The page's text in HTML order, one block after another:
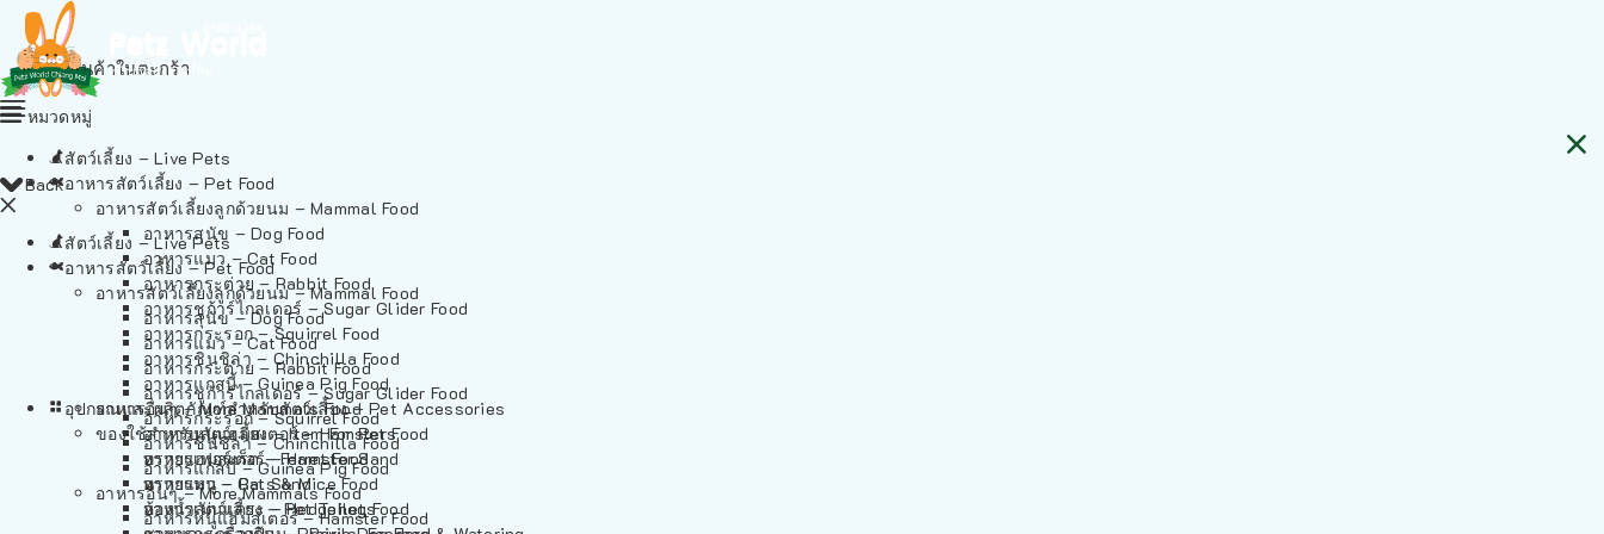
ไม่มีสินค้าในตะกร้า
Back
สัตว์เลี้ยง – Live Pets
อาหารสัตว์เลี้ยง – Pet Food
อาหารสัตว์เลี้ยงลูกด้วยนม – Mammal Food
อาหารสุนัข – Dog Food
อาหารแมว – Cat Food
อาหารกระต่าย – Rabbit Food
อาหารชูก้าร์ไกลเดอร์ – Sugar Glider Food
อาหารกระรอก – Squirrel Food
อาหารชินชิล่า – Chinchilla Food
อาหารแกสบี้ – Guinea Pig Food
อาหารอื่นๆ – More Mammals Food
อาหารหนูแฮมสเตอร์ – Hamster Food
หมวดหมู่
สัตว์เลี้ยง – Live Pets
อาหารสัตว์เลี้ยง – Pet Food
อาหารสัตว์เลี้ยงลูกด้วยนม – Mammal Food
อาหารสุนัข – Dog Food
อาหารแมว – Cat Food
อาหารกระต่าย – Rabbit Food
อาหารชูก้าร์ไกลเดอร์ – Sugar Glider Food
อาหารกระรอก – Squirrel Food
อาหารชินชิล่า – Chinchilla Food
อาหารแกสบี้ – Guinea Pig Food
อาหารอื่นๆ – More Mammals Food
อาหารหนูแฮมสเตอร์ – Hamster Food
อาหารเฟอร์เร็ต – Ferret Food
อาหารหนู – Rats & Mice Food
อาหารเม่นแคระ – Hedgehog Food
อุปกรณและผลิตภัณฑ์สำหรับสัตว์เลี้ยง – Pet Accessories
ของใช้สำหรับสัตว์เลี้ยง – Item For Pets
ทรายแฮมสเตอร์ – Hamster Sand
ทรายแมว – Cat Sand
ห้องน้ำสัตว์เลี้ยง – Pet Toilets